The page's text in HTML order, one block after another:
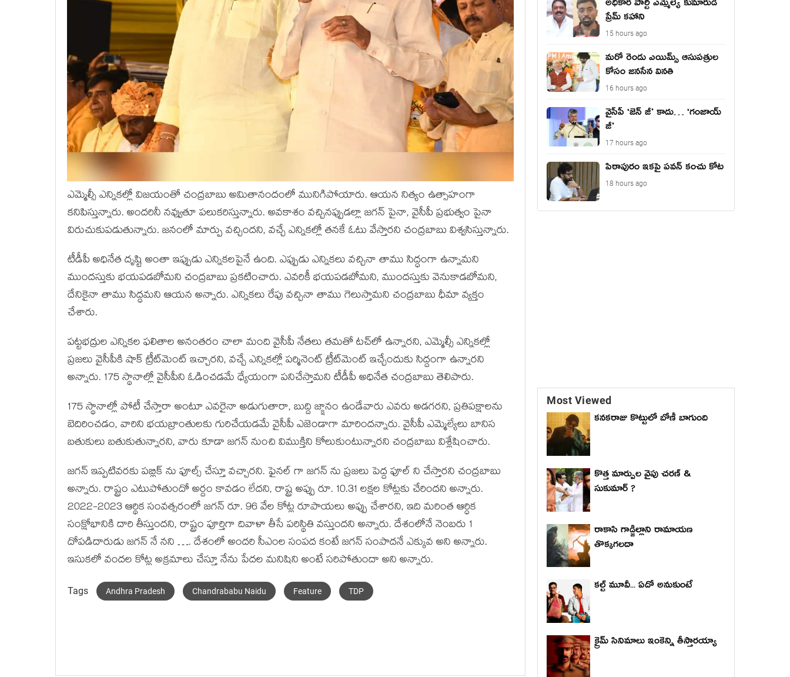
ఎమ్మెల్సీ ఎన్నికల్లో విజయంతో చంద్రబాబు అమితానందంలో మునిగిపోయారు. ఆయన నిత్యం ఉత్సాహంగా
కనిపిస్తున్నారు. అందరినీ నవ్వుతూ పలుకరిస్తున్నారు. అవకాశం వచ్చినప్పుడల్లా జగన్ పైనా, వైసీపీ ప్రభుత్వం పైనా
విరుచుకుపడుతున్నారు. జనంలో మార్పు వచ్చిందని, వచ్చే ఎన్నికల్లో తనకే ఓటు వేస్తారని చంద్రబాబు విశ్వసిస్తున్నారు.
టీడీపీ అధినేత దృష్టి అంతా ఇప్పుడు ఎన్నికలపైనే ఉంది. ఎప్పుడు ఎన్నికలు వచ్చినా తాము సిద్ధంగా ఉన్నామని
ముందస్తుకు భయపడబోమని చంద్రబాబు ప్రకటించారు. ఎవరికీ భయపడబోమని, ముందస్తుకు వెనుకాడబోమని,
దేనికైనా తాము సిద్ధమని ఆయన అన్నారు. ఎన్నికలు రేపు వచ్చినా తాము గెలుస్తామని చంద్రబాబు ధీమా వ్యక్తం
చేశారు.
పట్టభద్రుల ఎన్నికల ఫలితాల అనంతరం చాలా మంది వైసీపీ నేతలు తమతో టచ్‌లో ఉన్నారని, ఎమ్మెల్సీ ఎన్నికల్లో
ప్రజలు వైసీపీకి షాక్ ట్రీట్‌మెంట్ ఇచ్చారని, వచ్చే ఎన్నికల్లో పర్మినెంట్ ట్రీట్‌మెంట్ ఇచ్చేందుకు సిద్దంగా ఉన్నారని
అన్నారు. 175 స్థానాల్లో వైసీపీని ఓడించడమే ధ్యేయంగా పనిచేస్తామని టీడీపీ అధినేత చంద్రబాబు తెలిపారు.
175 స్థానాల్లో పోటీ చేస్తారా అంటూ ఎవరైనా అడుగుతారా, బుద్ది జ్క్షానం ఉండేవారు ఎవరు అడగరని, ప్రతిపక్షాలను
బెదిరించడం, వారిని భయబ్రాంతులకు గురిచేయడమే వైసీపీ ఎజెండాగా మారిందన్నారు. వైసీపీ ఎమ్మెల్యేలు బానిస
బతుకులు బతుకుతున్నారని, వారు కూడా జగన్ నుంచి విముక్తిని కోలుకుంటున్నారని చంద్రబాబు విశ్లేషించారు.
జగన్‌ ఇప్పటివరకు పబ్లిక్ ను ఫూల్స్ చేస్తూ వచ్చారని. ఫైనల్ గా జగన్‌ ను ప్రజలు పెద్ద ఫూల్ ని చేస్తారని చంద్రబాబు
అన్నారు. రాష్ట్రం ఎటుపోతుందో అర్దం కావడం లేదని, రాష్ట్ర అప్పు రూ. 10.31 లక్షల కోట్లకు చేరిందని అన్నారు.
2022-2023 ఆర్థిక సంవత్సరంలో జగన్‌ రూ. 96 వేల కోట్ల రూపాయలు అప్పు చేశారని, ఇది మరింత ఆర్ధిక
సంక్షోభానికి దారి తీస్తుందని, రాష్ట్రం పూర్తిగా దివాళా తీసే పరిస్థితి వస్తుందని అన్నారు. దేశంలోనే నెంబరు 1
దోపడిదారుడు జగన్ నే నని …. దేశంలో అందరి సీఎంల సంపద కంటే జగన్‌ సంపాదనే ఎక్కువ అని అన్నారు.
ఇసుకలో వందల కోట్ల అక్రమాలు చేస్తూ నేను పేదల మనిషిని అంటే సరిపోతుందా అని అన్నారు.
Tags Andhra Pradesh Chandrababu Naidu Feature TDP
అధికార పార్టీ ఎమ్మెల్యే కుమారుడి
ప్రేమ్ కహాని
15 hours ago
మరో రెండు ఎయిమ్స్ ఆసుపత్రుల
కోసం జనసేన వినతి
16 hours ago
వైసీపీ ‘జెన్ జీ’ కాదు… ‘గంజాయ్
జీ’
17 hours ago
పిఠాపురం ఇకపై పవన్ కంచు కోట
18 hours ago
Most Viewed
కనకరాజు కొట్టులో బోణీ బాగుంది
కొత్త మార్పుల వైపు చరణ్ &
సుకుమార్ ?
రాకాసి గాడ్జిల్లాని రామాయణ
తొక్కగలదా
కల్ట్ మూవీ... ఏదో అనుకుంటే
క్రైమ్ సినిమాలు ఇంకెన్ని తీస్తారయ్యా